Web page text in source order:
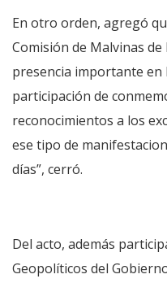
En otro orden, agregó
Comisión de Malvinas
presencia importante en
participación de
reconocimientos a los
ese tipo de
días”, cerró.
Del acto, además
Geopolíticos del